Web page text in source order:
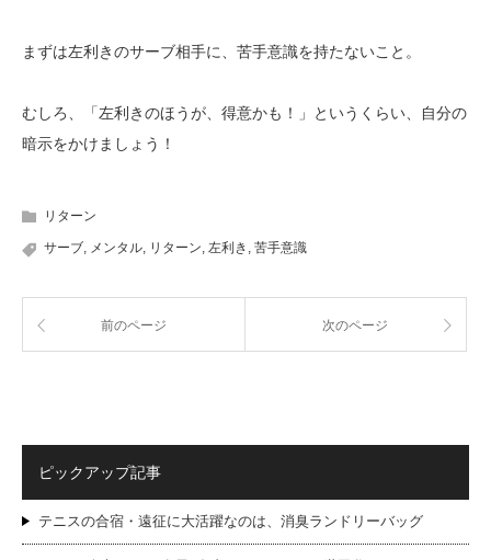
まずは左利きのサーブ相手に、苦手意識を持たないこと。
むしろ、「左利きのほうが、得意かも！」というくらい、自分の
暗示をかけましょう！
リターン
サーブ メンタル リターン 左利き 苦手意識
前のページ 次のページ
ピックアップ記事
テニスの合宿・遠征に大活躍なのは、消臭ランドリーバッグ